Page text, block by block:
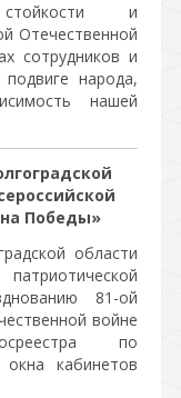
и
Отечественной
сотрудников и
народа,
нашей
Победы»
области
81-ой
войне
по
окна кабинетов